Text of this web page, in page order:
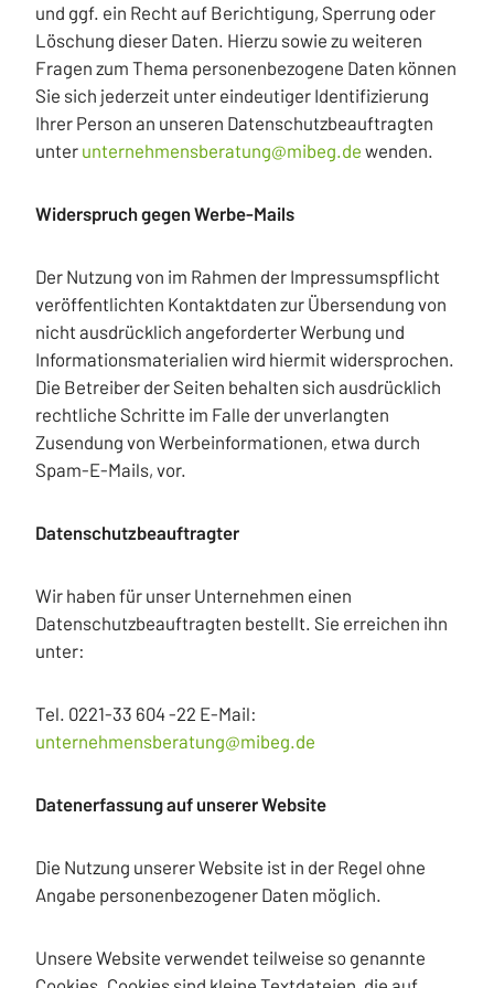
und ggf. ein Recht auf Berichtigung, Sperrung oder
Löschung dieser Daten. Hierzu sowie zu weiteren
Fragen zum Thema personenbezogene Daten können
Sie sich jederzeit unter eindeutiger Identifizierung
Ihrer Person an unseren Datenschutzbeauftragten
unter unternehmensberatung@mibeg.de wenden.
Widerspruch gegen Werbe-Mails
Der Nutzung von im Rahmen der Impressumspflicht
veröffentlichten Kontaktdaten zur Übersendung von
nicht ausdrücklich angeforderter Werbung und
Informationsmaterialien wird hiermit widersprochen.
Die Betreiber der Seiten behalten sich ausdrücklich
rechtliche Schritte im Falle der unverlangten
Zusendung von Werbeinformationen, etwa durch
Spam-E-Mails, vor.
Datenschutzbeauftragter
Wir haben für unser Unternehmen einen
Datenschutzbeauftragten bestellt. Sie erreichen ihn
unter:
Tel. 0221-33 604 -22 E-Mail:
unternehmensberatung@mibeg.de
Datenerfassung auf unserer Website
Die Nutzung unserer Website ist in der Regel ohne
Angabe personenbezogener Daten möglich.
Unsere Website verwendet teilweise so genannte